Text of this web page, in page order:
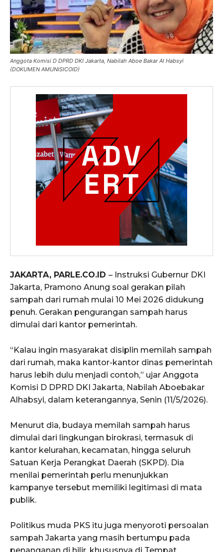
Anggota Komisi D DPRD DKI Jakarta, Nabilah Aboe Bakar Al Habsyi
(DOKUMEN AMUNISICOID)
JAKARTA, PARLE.CO.ID – Instruksi Gubernur DKI
Jakarta, Pramono Anung soal gerakan pilah
sampah dari rumah mulai 10 Mei 2026 didukung
penuh. Gerakan pengurangan sampah harus
dimulai dari kantor pemerintah.
“Kalau ingin masyarakat disiplin memilah sampah
dari rumah, maka kantor-kantor dinas pemerintah
harus lebih dulu menjadi contoh,” ujar Anggota
Komisi D DPRD DKI Jakarta, Nabilah Aboebakar
Alhabsyi, dalam keterangannya, Senin (11/5/2026).
Menurut dia, budaya memilah sampah harus
dimulai dari lingkungan birokrasi, termasuk di
kantor kelurahan, kecamatan, hingga seluruh
Satuan Kerja Perangkat Daerah (SKPD). Dia
menilai pemerintah perlu menunjukkan
kampanye tersebut memiliki legitimasi di mata
publik.
Politikus muda PKS itu juga menyoroti persoalan
sampah Jakarta yang masih bertumpu pada
penanganan di hilir, khususnya di Tempat